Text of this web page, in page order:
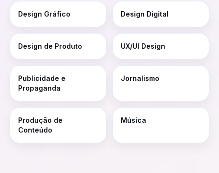
Design Gráfico Design Digital
Design de Produto UX/UI Design
Publicidade e
Propaganda
Jornalismo
Produção de
Conteúdo
Música